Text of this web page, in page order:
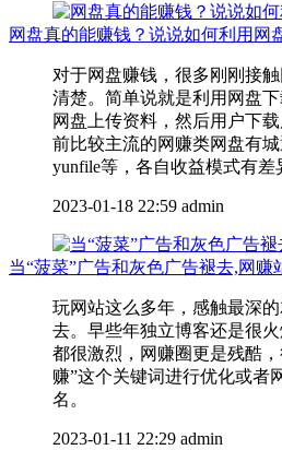
网盘真的能赚钱？说说如何利用网
对于网盘赚钱，很多刚刚接
清楚。简单说就是利用网盘
网盘上传资料，然后用户下
前比较主流的网赚类网盘有
yunfile等，各自收益模式有差
2023-01-18 22:59 admin
当“菠菜”广告和灰色广告褪去,网赚
玩网站这么多年，感触最深
去。早些年独立博客还是很
都很激烈，网赚圈更是残酷
赚”这个关键词进行优化或者
名。
2023-01-11 22:29 admin